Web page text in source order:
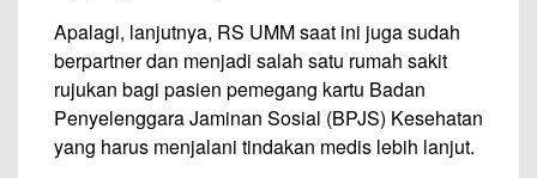
Apalagi, lanjutnya, RS UMM saat ini juga sudah
berpartner dan menjadi salah satu rumah sakit
rujukan bagi pasien pemegang kartu Badan
Penyelenggara Jaminan Sosial (BPJS) Kesehatan
yang harus menjalani tindakan medis lebih lanjut.